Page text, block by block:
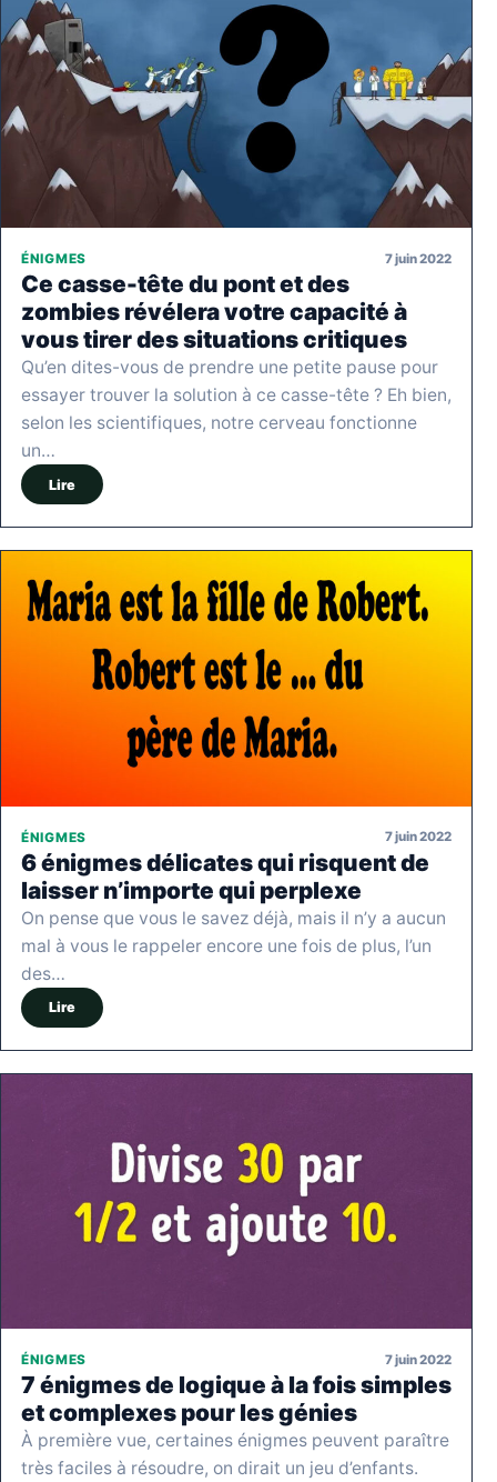
ÉNIGMES 7 juin 2022
Ce casse-tête du pont et des
zombies révélera votre capacité à
vous tirer des situations critiques
Qu’en dites-vous de prendre une petite pause pour
essayer trouver la solution à ce casse-tête ? Eh bien,
selon les scientifiques, notre cerveau fonctionne
un…
Lire
ÉNIGMES 7 juin 2022
6 énigmes délicates qui risquent de
laisser n’importe qui perplexe
On pense que vous le savez déjà, mais il n’y a aucun
mal à vous le rappeler encore une fois de plus, l’un
des…
Lire
ÉNIGMES 7 juin 2022
7 énigmes de logique à la fois simples
et complexes pour les génies
À première vue, certaines énigmes peuvent paraître
très faciles à résoudre, on dirait un jeu d’enfants.